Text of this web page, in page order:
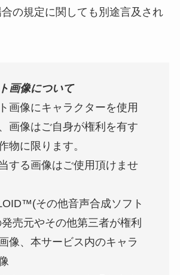
の規定に関しても別途言及され
画像について
画像にキャラクターを使用
画像はご自身が権利を有す
物に限ります。
する画像はご使用頂けませ
その他音声合成ソフト
売元やその他第三者が権利
像、本サービス内のキャラ